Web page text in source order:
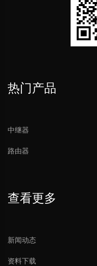
热门产品
中继器
路由器
查看更多
新闻动态
资料下载